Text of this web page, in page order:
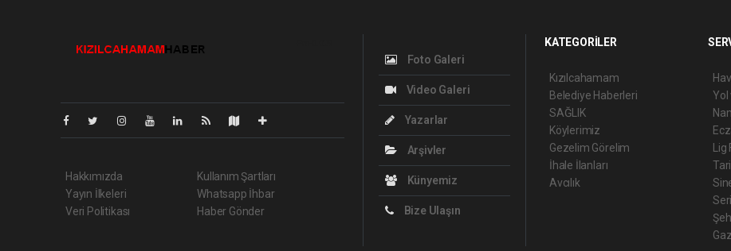
Hakkımızda
Yayın İlkeleri
Veri Politikası
Kullanım Şartları
Whatsapp İhbar
Haber Gönder
Foto Galeri
Video Galeri
Yazarlar
Arşivler
Künyemiz
Bize Ulaşın
KATEGORİLER
Kızılcahamam
Belediye Haberleri
SAĞLIK
Köylerimiz
Gezelim Görelim
İhale İlanları
Avcılık
Yol
Lig